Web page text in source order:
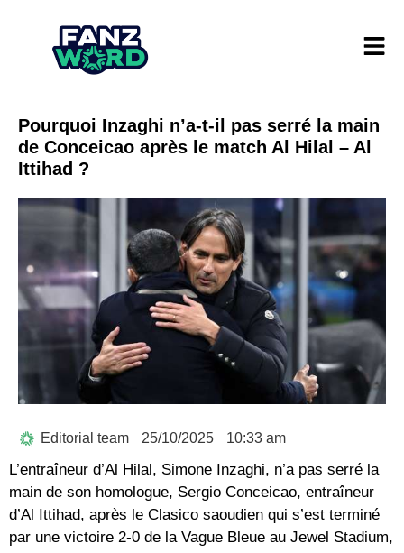
Pourquoi Inzaghi n’a-t-il pas serré la main
de Conceicao après le match Al Hilal – Al
Ittihad ?
Editorial team 25/10/2025 10:33 am
L’entraîneur d’Al Hilal, Simone Inzaghi, n’a pas serré la
main de son homologue, Sergio Conceicao, entraîneur
d’Al Ittihad, après le Clasico saoudien qui s’est terminé
par une victoire 2-0 de la Vague Bleue au Jewel Stadium,